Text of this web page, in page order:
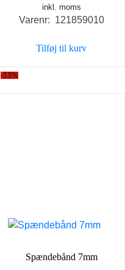
inkl. moms
Varenr: 121859010
Tilføj til kurv
-13%
Spændebånd 7mm